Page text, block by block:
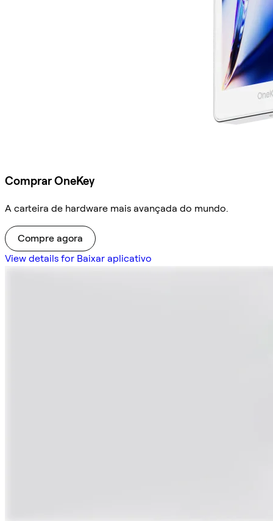
Comprar OneKey
A carteira de hardware mais avançada do mundo.
Compre agora
View details for Baixar aplicativo